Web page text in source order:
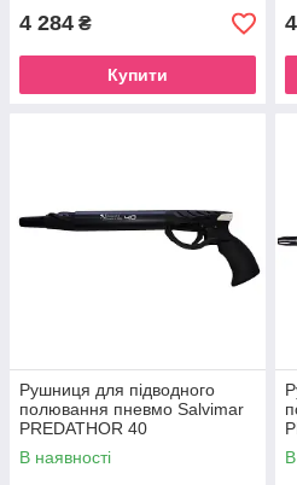
4 284 ₴
Купити
Рушниця для підводного
полювання пневмо Salvimar
PREDATHOR 40
В наявності